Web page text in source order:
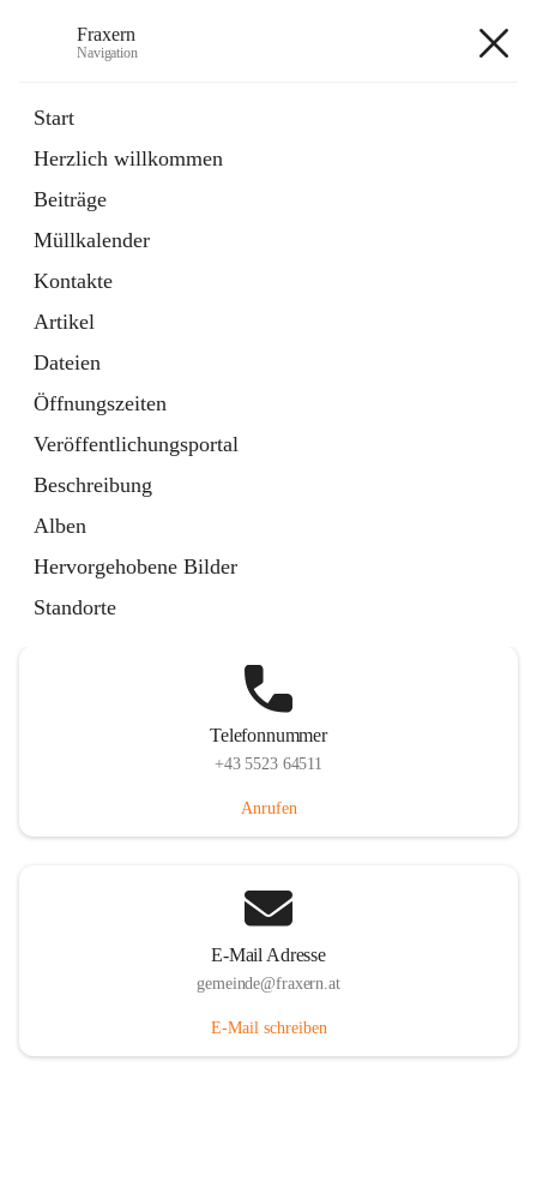
Fraxern
Navigation
Start
Herzlich willkommen
Beiträge
Müllkalender
Kontakte
Artikel
Dateien
Öffnungszeiten
Veröffentlichungsportal
Beschreibung
Alben
Hervorgehobene Bilder
Standorte
Ordner
in
Tab
Formulare
Artikel
öffnet
in
neuem
Tab
Telefonnummer
+43 5523 64511
Anrufen
E-Mail Adresse
gemeinde@fraxern.at
E-Mail schreiben